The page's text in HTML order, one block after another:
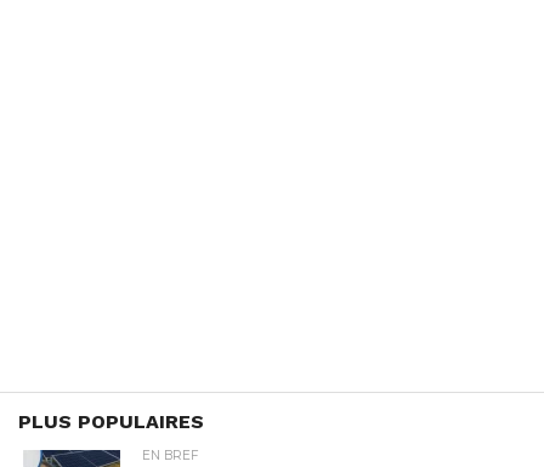
PLUS POPULAIRES
EN BREF